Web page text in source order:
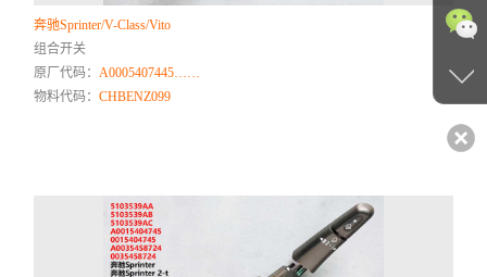
奔驰Sprinter/V-Class/Vito
组合开关
原厂代码：A0005407445……
物料代码：CHBENZ099